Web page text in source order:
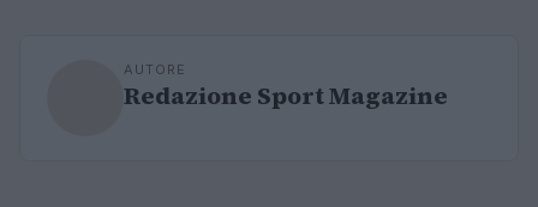
AUTORE
Redazione Sport Magazine